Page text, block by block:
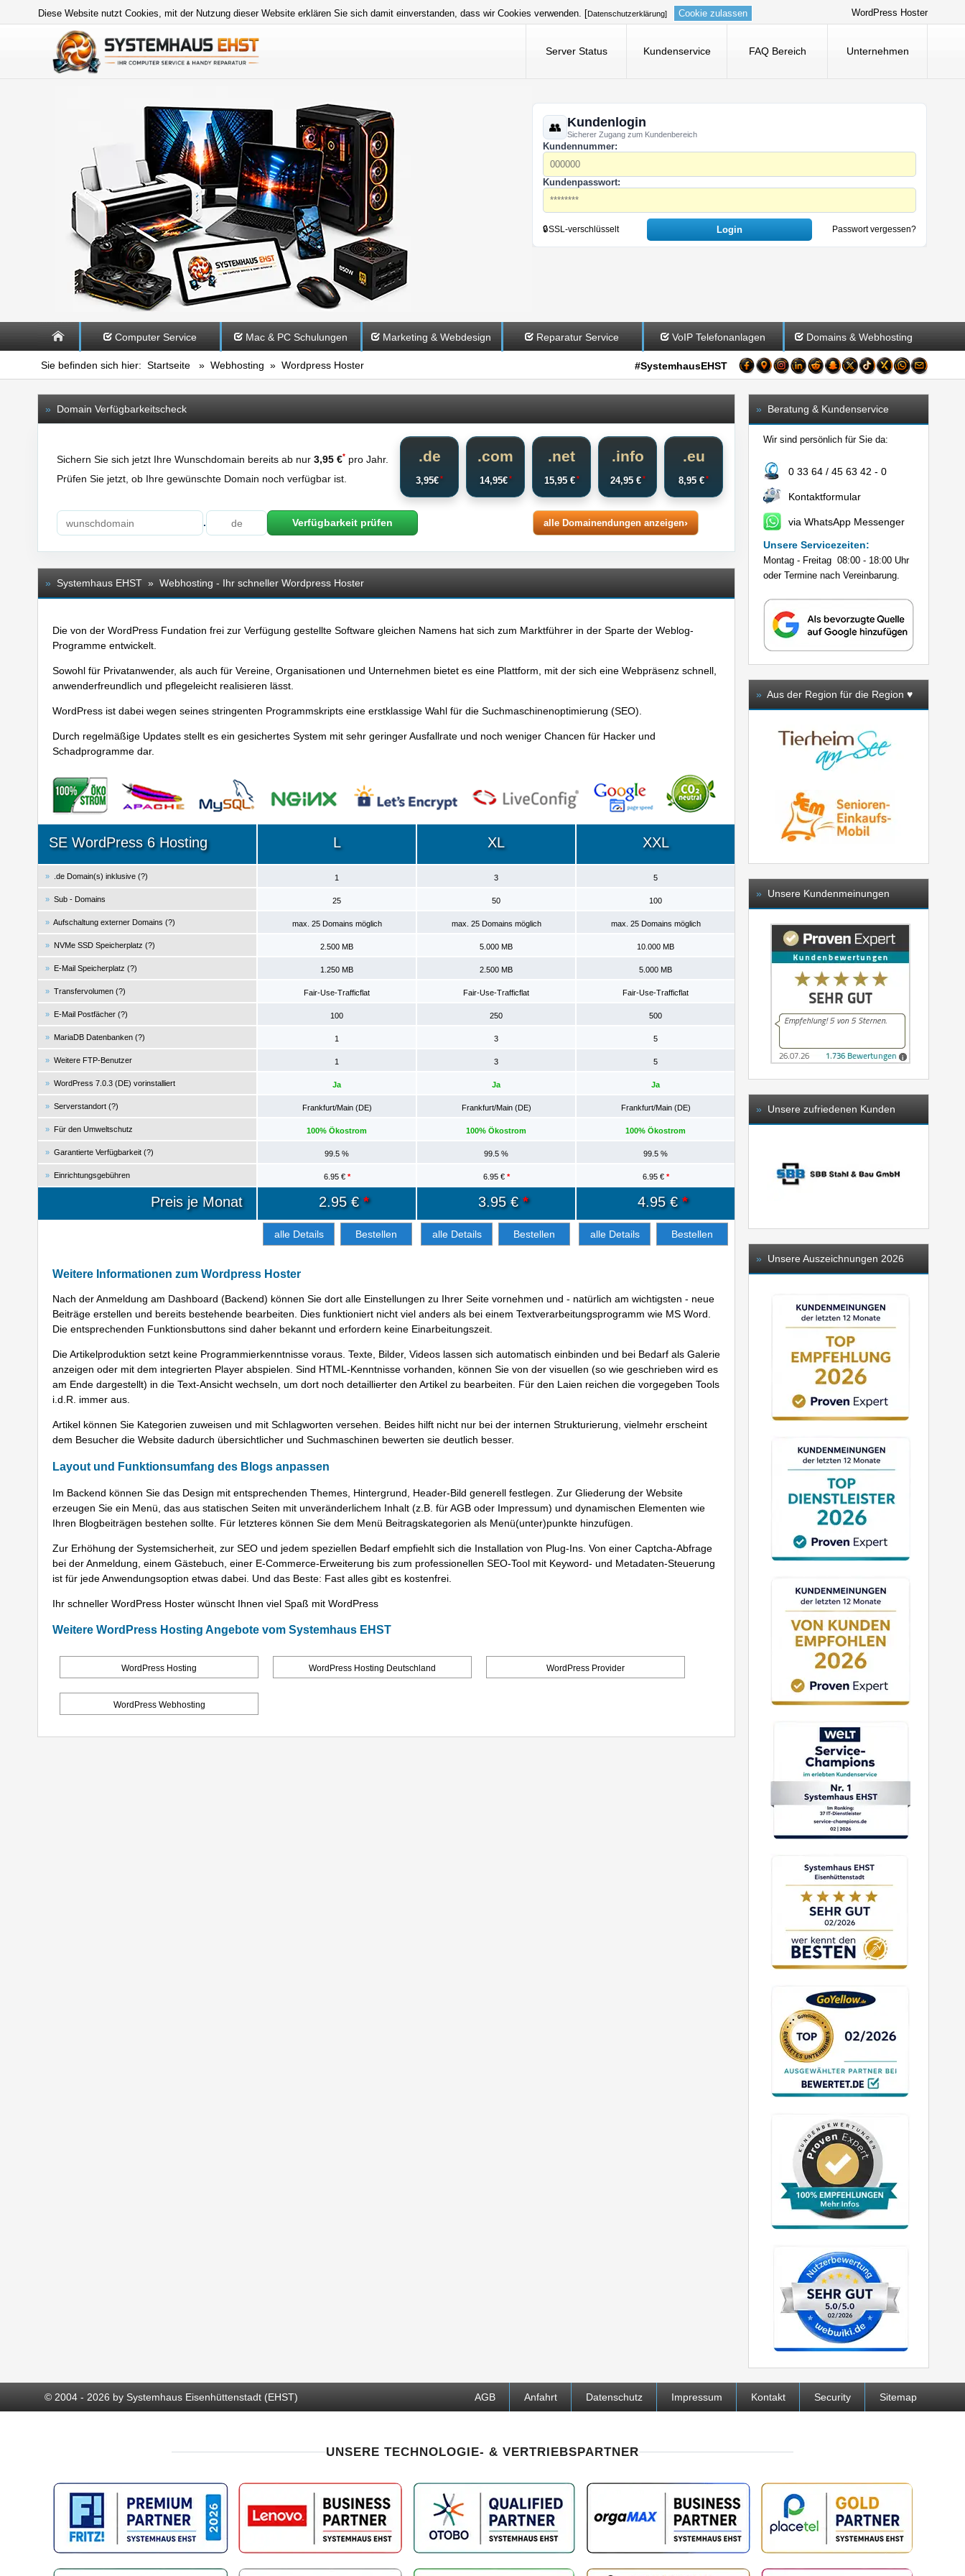
WordPress Hoster
Diese Website nutzt Cookies, mit der Nutzung dieser Website erklären Sie sich damit einverstanden, dass wir Cookies verwenden. [ Datenschutzerklärung] Cookie zulassen
Server Status Kundenservice FAQ Bereich Unternehmen
Kundenlogin
Sicherer Zugang zum Kundenbereich
Kundennummer:
Kundenpasswort:
🔒SSL-verschlüsselt Passwort vergessen?
Computer Service Mac & PC Schulungen Marketing & Webdesign Reparatur Service VoIP Telefonanlagen Domains & Webhosting
Sie befinden sich hier: Startseite » Webhosting » Wordpress Hoster #SystemhausEHST
» Domain Verfügbarkeitscheck
Sichern Sie sich jetzt Ihre Wunschdomain bereits ab nur 3,95 €* pro Jahr.
Prüfen Sie jetzt, ob Ihre gewünschte Domain noch verfügbar ist.
.de
3,95€*
.com
14,95€*
.net
15,95 €*
.info
24,95 €*
.eu
8,95 €*
. Verfügbarkeit prüfen alle Domainendungen anzeigen
» Systemhaus EHST » Webhosting - Ihr schneller Wordpress Hoster
Die von der WordPress Fundation frei zur Verfügung gestellte Software gleichen Namens hat sich zum Marktführer in der Sparte der Weblog-
Programme entwickelt.
Sowohl für Privatanwender, als auch für Vereine, Organisationen und Unternehmen bietet es eine Plattform, mit der sich eine Webpräsenz schnell,
anwenderfreundlich und pflegeleicht realisieren lässt.
WordPress ist dabei wegen seines stringenten Programmskripts eine erstklassige Wahl für die Suchmaschinenoptimierung (SEO).
Durch regelmäßige Updates stellt es ein gesichertes System mit sehr geringer Ausfallrate und noch weniger Chancen für Hacker und
Schadprogramme dar.
SE WordPress 6 Hosting L XL XXL
» .de Domain(s) inklusive (?) 1 3 5
» Sub - Domains 25 50 100
» Aufschaltung externer Domains (?) max. 25 Domains möglich max. 25 Domains möglich max. 25 Domains möglich
» NVMe SSD Speicherplatz (?) 2.500 MB 5.000 MB 10.000 MB
» E-Mail Speicherplatz (?) 1.250 MB 2.500 MB 5.000 MB
» Transfervolumen (?) Fair-Use-Trafficflat Fair-Use-Trafficflat Fair-Use-Trafficflat
» E-Mail Postfächer (?) 100 250 500
» MariaDB Datenbanken (?) 1 3 5
» Weitere FTP-Benutzer 1 3 5
» WordPress 7.0.3 (DE) vorinstalliert Ja Ja Ja
» Serverstandort (?) Frankfurt/Main (DE) Frankfurt/Main (DE) Frankfurt/Main (DE)
» Für den Umweltschutz 100% Ökostrom 100% Ökostrom 100% Ökostrom
» Garantierte Verfügbarkeit (?) 99.5 % 99.5 % 99.5 %
» Einrichtungsgebühren 6.95 € * 6.95 € * 6.95 € *
Preis je Monat 2.95 € * 3.95 € * 4.95 € *
alle Details Bestellen alle Details Bestellen alle Details Bestellen
Weitere Informationen zum Wordpress Hoster
Nach der Anmeldung am Dashboard (Backend) können Sie dort alle Einstellungen zu Ihrer Seite vornehmen und - natürlich am wichtigsten - neue
Beiträge erstellen und bereits bestehende bearbeiten. Dies funktioniert nicht viel anders als bei einem Textverarbeitungsprogramm wie MS Word.
Die entsprechenden Funktionsbuttons sind daher bekannt und erfordern keine Einarbeitungszeit.
Die Artikelproduktion setzt keine Programmierkenntnisse voraus. Texte, Bilder, Videos lassen sich automatisch einbinden und bei Bedarf als Galerie
anzeigen oder mit dem integrierten Player abspielen. Sind HTML-Kenntnisse vorhanden, können Sie von der visuellen (so wie geschrieben wird es
am Ende dargestellt) in die Text-Ansicht wechseln, um dort noch detaillierter den Artikel zu bearbeiten. Für den Laien reichen die vorgegeben Tools
i.d.R. immer aus.
Artikel können Sie Kategorien zuweisen und mit Schlagworten versehen. Beides hilft nicht nur bei der internen Strukturierung, vielmehr erscheint
dem Besucher die Website dadurch übersichtlicher und Suchmaschinen bewerten sie deutlich besser.
Layout und Funktionsumfang des Blogs anpassen
Im Backend können Sie das Design mit entsprechenden Themes, Hintergrund, Header-Bild generell festlegen. Zur Gliederung der Website
erzeugen Sie ein Menü, das aus statischen Seiten mit unveränderlichem Inhalt (z.B. für AGB oder Impressum) und dynamischen Elementen wie
Ihren Blogbeiträgen bestehen sollte. Für letzteres können Sie dem Menü Beitragskategorien als Menü(unter)punkte hinzufügen.
Zur Erhöhung der Systemsicherheit, zur SEO und jedem speziellen Bedarf empfiehlt sich die Installation von Plug-Ins. Von einer Captcha-Abfrage
bei der Anmeldung, einem Gästebuch, einer E-Commerce-Erweiterung bis zum professionellen SEO-Tool mit Keyword- und Metadaten-Steuerung
ist für jede Anwendungsoption etwas dabei. Und das Beste: Fast alles gibt es kostenfrei.
Ihr schneller WordPress Hoster wünscht Ihnen viel Spaß mit WordPress
Weitere WordPress Hosting Angebote vom Systemhaus EHST
WordPress Hosting WordPress Hosting Deutschland WordPress Provider
WordPress Webhosting
» Beratung & Kundenservice
Wir sind persönlich für Sie da:
0 33 64 / 45 63 42 - 0
Kontaktformular
via WhatsApp Messenger
Unsere Servicezeiten:
Montag - Freitag 08:00 - 18:00 Uhr
oder Termine nach Vereinbarung.
» Aus der Region für die Region ♥️
» Unsere Kundenmeinungen
» Unsere zufriedenen Kunden
» Unsere Auszeichnungen 2026
© 2004 - 2026 by Systemhaus Eisenhüttenstadt (EHST) AGB Anfahrt Datenschutz Impressum Kontakt Security Sitemap
UNSERE TECHNOLOGIE- & VERTRIEBSPARTNER